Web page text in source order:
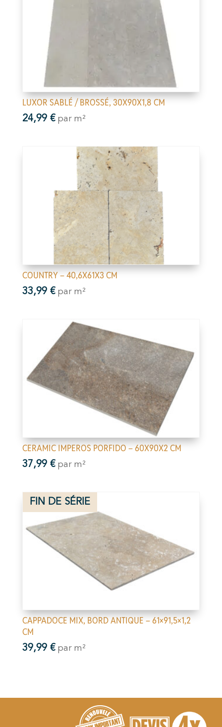
LUXOR SABLÉ / BROSSÉ, 30X90X1,8 CM
24,99 € par m²
COUNTRY – 40,6X61X3 CM
33,99 € par m²
CERAMIC IMPEROS PORFIDO – 60X90X2 CM
37,99 € par m²
FIN DE SÉRIE
CAPPADOCE MIX, BORD ANTIQUE – 61×91,5×1,2
CM
39,99 € par m²